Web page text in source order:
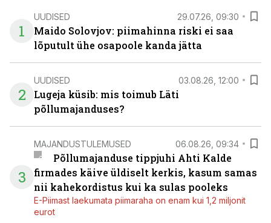
1
UUDISED 29.07.26, 09:30
Maido Solovjov: piimahinna riski ei saa
lõputult ühe osapoole kanda jätta
2
UUDISED 03.08.26, 12:00
Lugeja küsib: mis toimub Läti
põllumajanduses?
3
MAJANDUSTULEMUSED 06.08.26, 09:34
Põllumajanduse tippjuhi Ahti Kalde
firmades käive üldiselt kerkis, kasum samas
nii kahekordistus kui ka sulas pooleks
E-Piimast laekumata piimaraha on enam kui 1,2 miljonit
eurot